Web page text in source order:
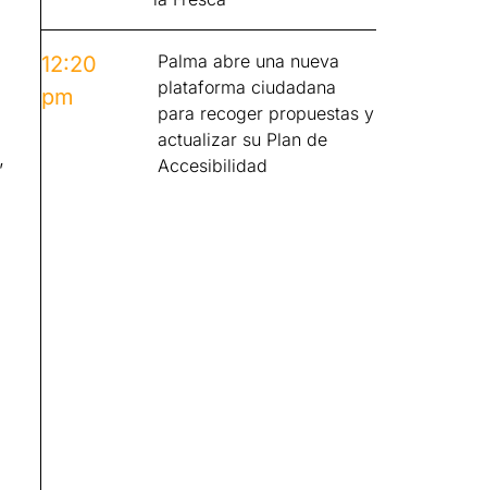
,
12:20
pm
Palma abre una nueva
plataforma ciudadana
para recoger propuestas y
actualizar su Plan de
Accesibilidad